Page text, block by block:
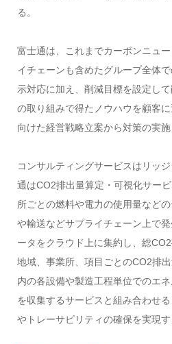
る。
富士通は、これまでカーボンニュ
イチェーンも含めたグループ全体
示対応に加え、削減目標を設定し
の取り組みで得たノウハウを顧客
向けた経営戦略立案から対策の実施
コンサルティングサービスはリッ
通はCO2排出量算定・可視化サー
所ごとの燃料や電力の使用量など
や輸送などサプライチェーン上で
ータをクラウド上に集約し、総
地域、事業所、項目ごとのCO2排
内の各設備や製造工程単位でのエ
を収集するサービスと組み合わせ
やトレーサビリティの確保を実現す